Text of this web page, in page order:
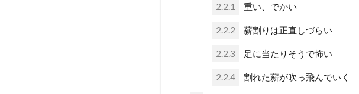
2.2.1 重い、でかい
2.2.2 薪割りは正直しづらい
2.2.3 足に当たりそうで怖い
2.2.4 割れた薪が吹っ飛んでいく